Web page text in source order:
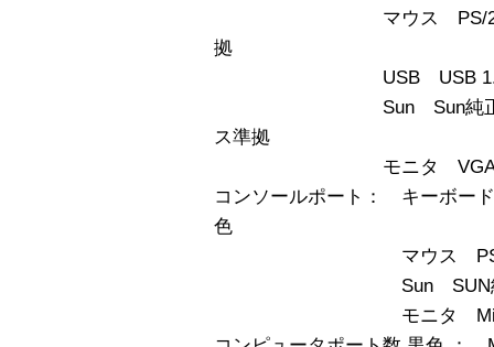
マウス PS/2マウス・
拠
USB USB 1.1
Sun Sun純正キーボ
ス準拠
モニタ VGAモニタ
コンソールポート： キーボー
色
マウス PS/2、Mini
Sun SUN純正、Mini
モニタ Mini D-SUB